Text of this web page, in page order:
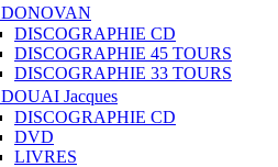
DONOVAN
DISCOGRAPHIE CD
DISCOGRAPHIE 45 TOURS
DISCOGRAPHIE 33 TOURS
DOUAI Jacques
DISCOGRAPHIE CD
DVD
LIVRES